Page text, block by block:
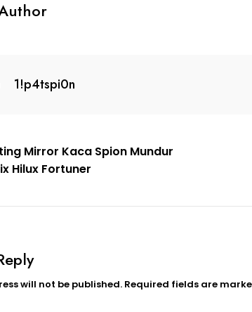
1!p4tspi0n
Mirror Kaca Spion Mundur
Hilux Fortuner
will not be published. Required fields are